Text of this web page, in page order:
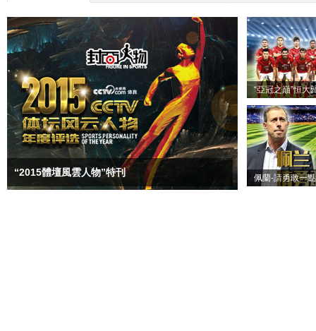
“2015體壇風雲人物”特刊
“亞冠之巔”恒大
佩蘭-請勇敢一點